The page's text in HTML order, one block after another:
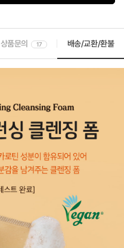
상품문의 17 배송/교환/환불